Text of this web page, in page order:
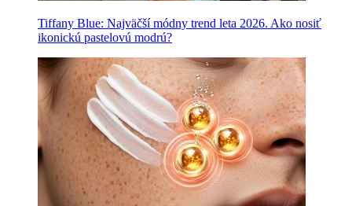
Tiffany Blue: Najväčší módny trend leta 2026. Ako nosiť
ikonickú pastelovú modrú?